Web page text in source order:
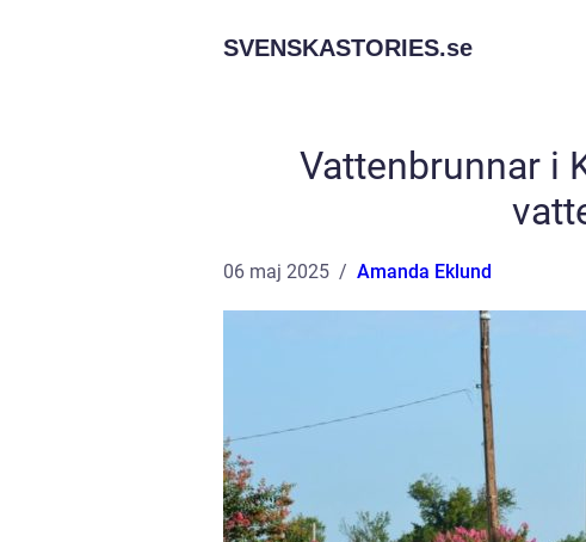
SVENSKASTORIES.se
Vattenbrunnar i
06 maj 2025 Amanda Eklund